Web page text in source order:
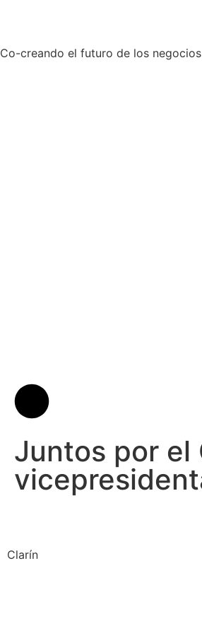
Co-creando el futuro de los negocios
Juntos por el
Clarín